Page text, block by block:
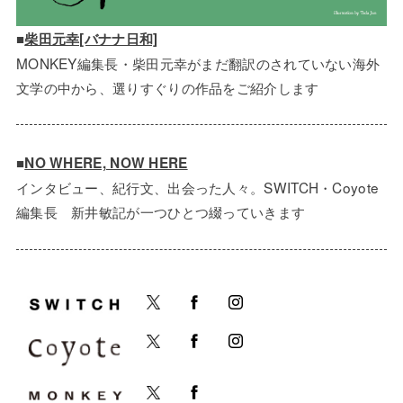
■柴田元幸[バナナ日和]
MONKEY編集長・柴田元幸がまだ翻訳のされていない海外
文学の中から、選りすぐりの作品をご紹介します
■NO WHERE, NOW HERE
インタビュー、紀行文、出会った人々。SWITCH・Coyote
編集長 新井敏記が一つひとつ綴っていきます